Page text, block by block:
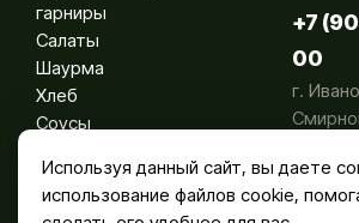
Используя данный сайт, вы даете
использование файлов cookie,
гарниры
Салаты
Шаурма
Хлеб
Соусы
+7
00
г.